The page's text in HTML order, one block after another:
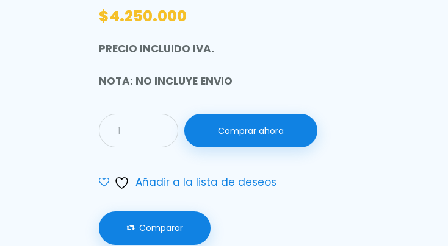
$4.250.000
PRECIO INCLUIDO IVA.
NOTA: NO INCLUYE ENVIO
Comprar ahora
Añadir a la lista de deseos
Comparar